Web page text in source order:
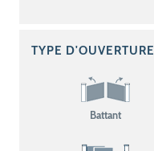
TYPE D'OUVERTURE
Battant